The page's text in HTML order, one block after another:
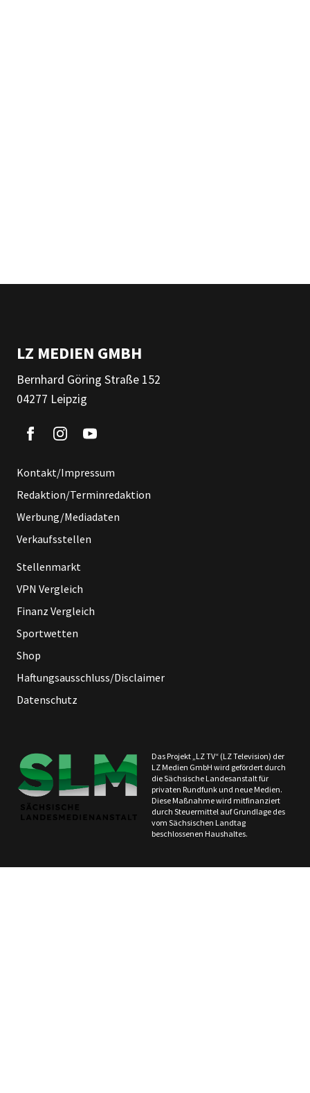
LZ MEDIEN GMBH
Bernhard Göring Straße 152
04277 Leipzig
Kontakt/Impressum
Redaktion/Terminredaktion
Werbung/Mediadaten
Verkaufsstellen
Stellenmarkt
VPN Vergleich
Finanz Vergleich
Sportwetten
Shop
Haftungsausschluss/Disclaimer
Datenschutz
Das Projekt „LZ TV“ (LZ Television) der
LZ Medien GmbH wird gefördert durch
die Sächsische Landesanstalt für
privaten Rundfunk und neue Medien.
Diese Maßnahme wird mitfinanziert
durch Steuermittel auf Grundlage des
vom Sächsischen Landtag
beschlossenen Haushaltes.